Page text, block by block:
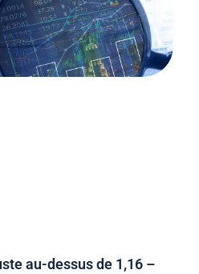
au-dessus de 1,16 –